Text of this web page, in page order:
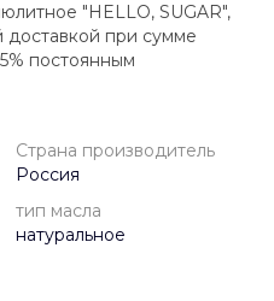
"HELLO, SUGAR",
доставкой при сумме
постоянным
Страна производитель
Россия
тип масла
натуральное